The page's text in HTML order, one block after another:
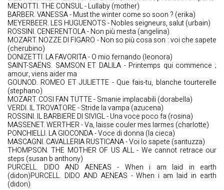
MENOTTI. THE CONSUL - Lullaby (mother)
BARBER. VANESSA - Must the winter come so soon ? (erika)
MEYERBEER. LES HUGUENOTS - Nobles seigneurs, salut (urbain)
ROSSINI. CENERENTOLA - Non più mesta (angelina)
MOZART. NOZZE DI FIGARO - Non so più cosa son : voi che sapete
(cherubino)
DONIZETTI. LA FAVORITA - O mio fernando (leonora)
SAINT-SAËNS. SAMSON ET DALILA - Printemps qui commence ;
amour, viens aider ma
GOUNOD. ROMEO ET JULIETTE - Que fais-tu, blanche tourterelle
(stephano)
MOZART. COSI FAN TUTTE - Smanie implacabili (dorabella)
VERDI. IL TROVATORE - Stride la vampa (azucena)
ROSSINI. IL BARBIERE DI SIVIGL - Una voce poco fa (rosina)
MASSENET. WERTHER - Va, laisse couler mes larmes (charlotte)
PONCHIELLI. LA GIOCONDA - Voce di donna (la cieca)
MASCAGNI. CAVALLERIA RUSTICANA - Voi lo sapete (santuzza)
THOMPSON. THE MOTHER OF US ALL - We cannot retrace our
steps (susan b anthony)
PURCELL. DIDO AND AENEAS - When i am laid in earth
(didon)PURCELL. DIDO AND AENEAS - When i am laid in earth
(didon)